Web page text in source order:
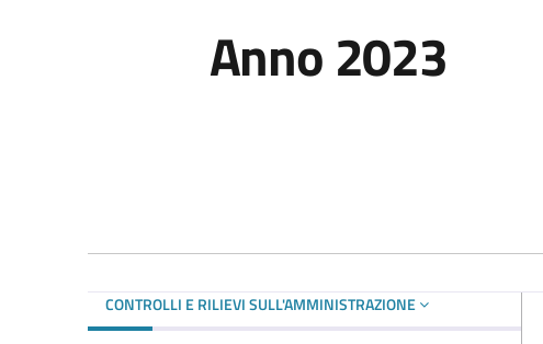
Anno 2023
CONTROLLI E RILIEVI SULL'AMMINISTRAZIONE